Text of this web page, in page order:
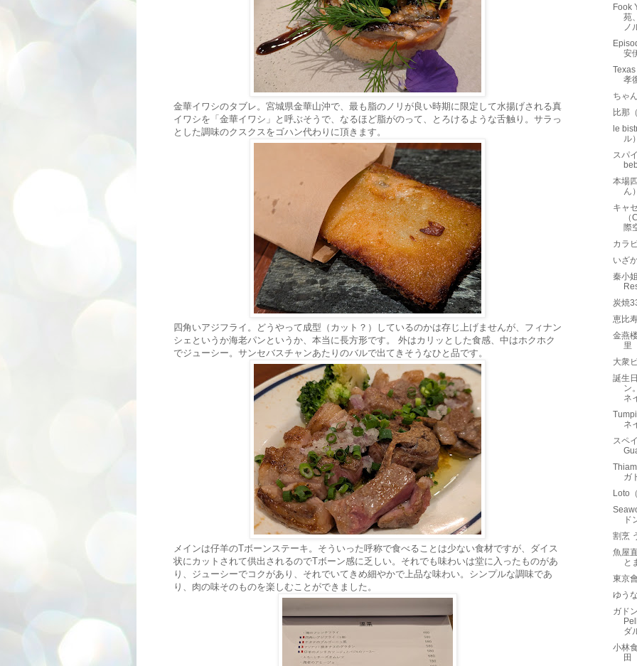
金華イワシのタブレ。宮城県金華山沖で、最も脂のノリが良い時期に限定して水揚げされる真
イワシを「金華イワシ」と呼ぶそうで、なるほど脂がのって、とろけるような舌触り。サラっ
とした調味のクスクスをゴハン代わりに頂きます。
四角いアジフライ。どうやって成型（カット？）しているのかは存じ上げませんが、フィナン
シェというか海老パンというか、本当に長方形です。 外はカリッとした食感、中はホクホク
でジューシー。サンセバスチャンあたりのバルで出てきそうなひと品です。
メインは仔羊のTボーンステーキ。そういった呼称で食べることは少ない食材ですが、ダイス
状にカットされて供出されるのでTボーン感に乏しい。それでも味わいは堂に入ったものがあ
り、ジューシーでコクがあり、それでいてきめ細やかで上品な味わい。シンプルな調味であ
り、肉の味そのものを楽しむことができました。
Fook
苑
ノ
安
孝
ちゃ
比那
le
ル
スパ
本場
ん
キャ
際
カラ
いざ
秦小
炭焼
恵比
金燕
里
大衆
誕生
ン
ネ
ネ
スペ
ガ
Loto
ド
割烹
魚屋
と
東京
ゆう
ガド
ダ
小林
田